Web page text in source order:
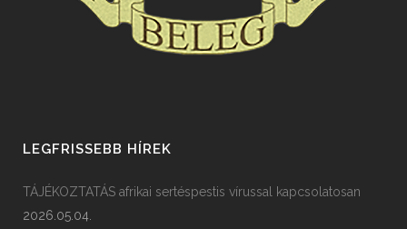
LEGFRISSEBB HÍREK
TÁJÉKOZTATÁS afrikai sertéspestis vírussal kapcsolatosan
2026.05.04.